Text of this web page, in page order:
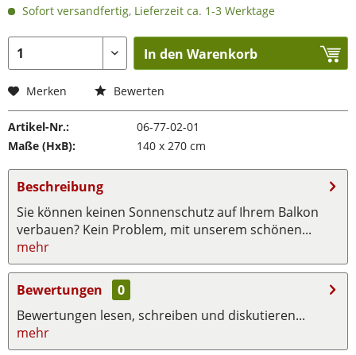
Sofort versandfertig, Lieferzeit ca. 1-3 Werktage
In den Warenkorb
Merken Bewerten
Artikel-Nr.:
06-77-02-01
Maße (HxB):
140 x 270 cm
Beschreibung
Sie können keinen Sonnenschutz auf Ihrem Balkon
verbauen? Kein Problem, mit unserem schönen...
mehr
Bewertungen
0
Bewertungen lesen, schreiben und diskutieren...
mehr